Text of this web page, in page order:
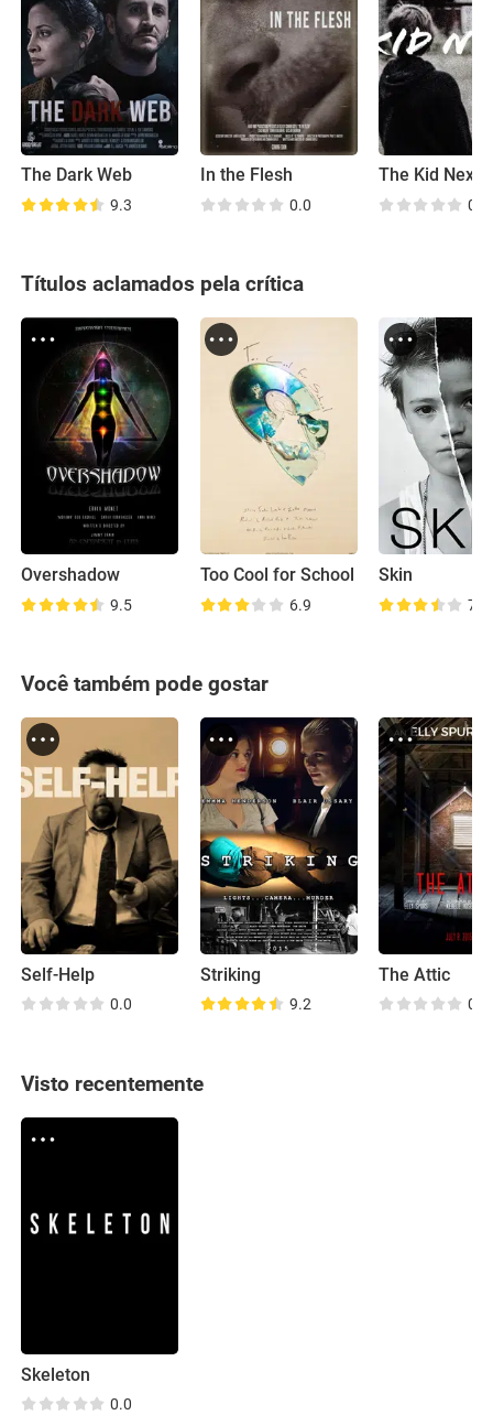
The Dark Web
9.3
In the Flesh
0.0
The Kid Next
0.0
Títulos aclamados pela crítica
Overshadow
9.5
Too Cool for School
6.9
Skin
7.1
Você também pode gostar
Self-Help
0.0
Striking
9.2
The Attic
0.0
Visto recentemente
Skeleton
0.0